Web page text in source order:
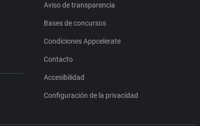
Aviso de transparencia
Bases de concursos
Condiciones Appcelerate
Contacto
Accesibilidad
Configuración de la privacidad